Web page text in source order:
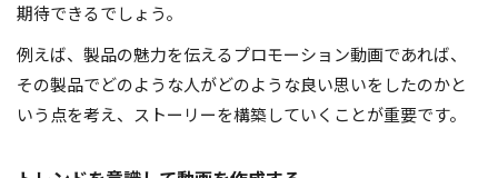
期待できるでしょう。
例えば、製品の魅力を伝えるプロモーション動画であれば、
その製品でどのような人がどのような良い思いをしたのかと
いう点を考え、ストーリーを構築していくことが重要です。